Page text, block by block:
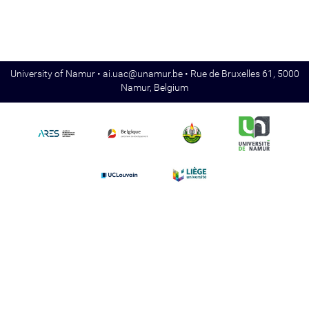
University of Namur • ai.uac@unamur.be• Rue de Bruxelles 61, 5000
Namur, Belgium